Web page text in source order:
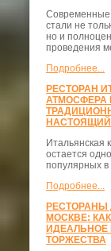
Современные
стали не
но и
проведения
Подробнее...
РЕСТОРАН
АТМОСФЕРА
НАСТОЯЩИЙ
Итальянская
остается
популярных
Подробнее...
РЕСТОРАНЫ
МОСКВЕ:
ИДЕАЛЬНОЕ
ТОРЖЕСТВА